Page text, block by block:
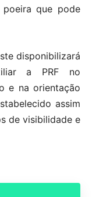
que pode
disponibilizará
a PRF no
e na orientação
assim
de visibilidade e